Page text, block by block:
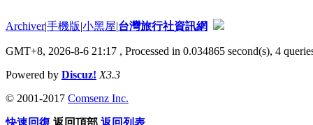
Archiver|手機版|小黑屋|台灣旅行社資訊網
GMT+8, 2026-8-6 21:17 , Processed in 0.034865 second(s), 4
Powered by Discuz! X3.3
© 2001-2017 Comsenz Inc.
快速回復 返回頂部 返回列表